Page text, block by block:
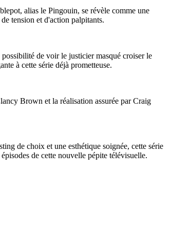
alias le Pingouin, se révèle comme une
tension et d'action palpitants.
de voir le justicier masqué croiser le
à cette série déjà prometteuse.
Brown et la réalisation assurée par Craig
de choix et une esthétique soignée, cette série
de cette nouvelle pépite télévisuelle.